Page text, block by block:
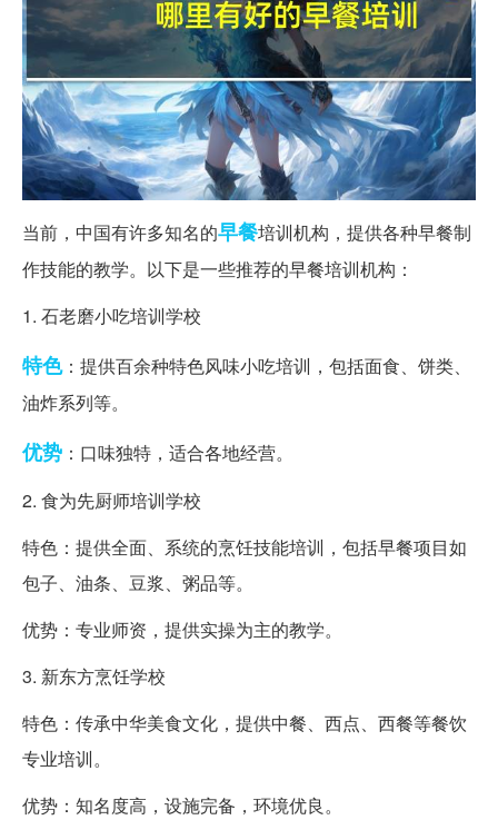
当前，中国有许多知名的早餐培训机构，提供各种早餐制
作技能的教学。以下是一些推荐的早餐培训机构：
1. 石老磨小吃培训学校
特色：提供百余种特色风味小吃培训，包括面食、饼类、
油炸系列等。
优势 ：口味独特，适合各地经营。
2. 食为先厨师培训学校
特色：提供全面、系统的烹饪技能培训，包括早餐项目如
包子、油条、豆浆、粥品等。
优势：专业师资，提供实操为主的教学。
3. 新东方烹饪学校
特色：传承中华美食文化，提供中餐、西点、西餐等餐饮
专业培训。
优势：知名度高，设施完备，环境优良。